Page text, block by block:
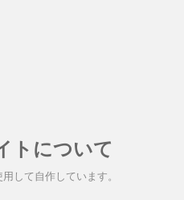
トについて
して自作しています。